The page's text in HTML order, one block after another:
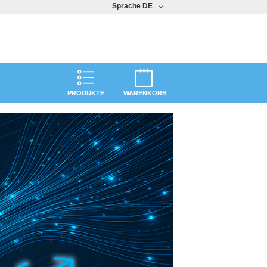
Sprache DE
WARENKORB
PRODUKTE